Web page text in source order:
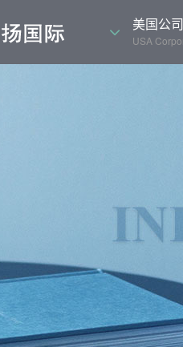
美国公
USA